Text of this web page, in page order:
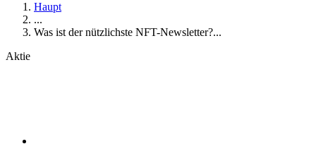
Haupt
...
Was ist der nützlichste NFT-Newsletter?...
Aktie